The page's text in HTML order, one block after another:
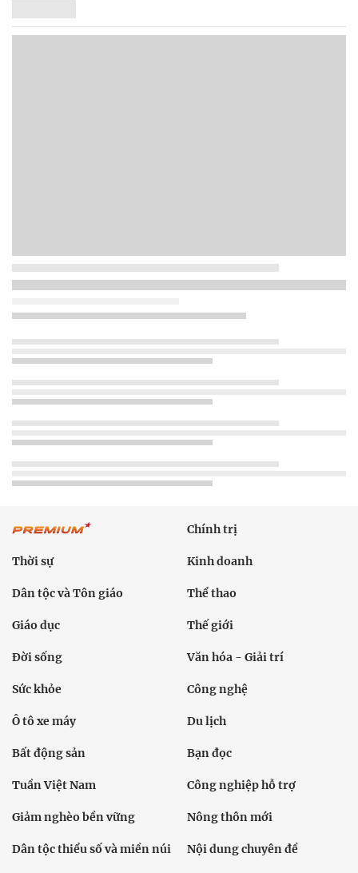
Chính trị
Thời sự Kinh doanh
Dân tộc và Tôn giáo Thể thao
Giáo dục Thế giới
Đời sống Văn hóa - Giải trí
Sức khỏe Công nghệ
Ô tô xe máy Du lịch
Bất động sản Bạn đọc
Tuần Việt Nam Công nghiệp hỗ trợ
Giảm nghèo bền vững Nông thôn mới
Dân tộc thiểu số và miền núi Nội dung chuyên đề